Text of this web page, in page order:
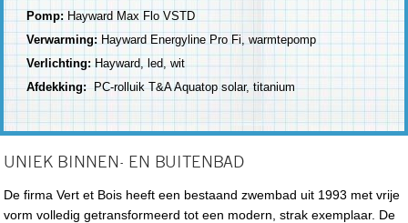
Pomp: Hayward Max Flo VSTD
Verwarming: Hayward Energyline Pro Fi, warmtepomp
Verlichting:Hayward, led, wit
Afdekking: PC-rolluik T&A Aquatop solar, titanium
UNIEK BINNEN- EN BUITENBAD
De firma Vert et Bois heeft een bestaand zwembad uit 1993 met vrije
vorm volledig getransformeerd tot een modern, strak exemplaar. De